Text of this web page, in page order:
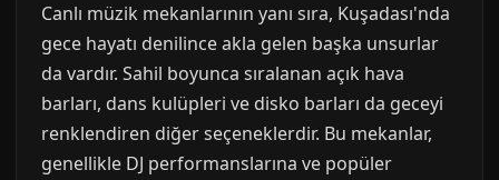
Canlı müzik mekanlarının yanı sıra, Kuşadası'nda
gece hayatı denilince akla gelen başka unsurlar
da vardır. Sahil boyunca sıralanan açık hava
barları, dans kulüpleri ve disko barları da geceyi
renklendiren diğer seçeneklerdir. Bu mekanlar,
genellikle DJ performanslarına ve popüler